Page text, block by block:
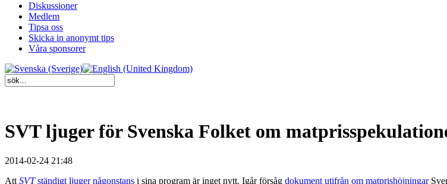
Diskussioner
Medlem
Tipsa oss
Skicka in anonymt tips
Våra sponsorer
SVT ljuger för Svenska Folket om
2014-02-24 21:48
Att SVTständigt ljuger någonstans i sina program är inget nytt. Igår försåg dokument utifrån om matprishöjningar